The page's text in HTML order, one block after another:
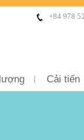
+84 978
Cải tiến